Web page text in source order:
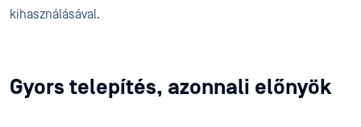
kihasználásával.
Gyors telepítés, azonnali előnyök